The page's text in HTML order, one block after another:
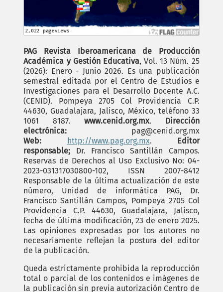
PAG Revista Iberoamericana de Producción
Académica y Gestión Educativa, Vol. 13 Núm. 25
(2026): Enero - Junio 2026. Es una publicación
semestral editada por el Centro de Estudios e
Investigaciones para el Desarrollo Docente A.C.
(CENID). Pompeya 2705 Col Providencia C.P.
44630, Guadalajara, Jalisco, México, teléfono 33
1061 8187.www.cenid.org.mx. Dirección
electrónica: pag@cenid.org.mx
Web:
http://www.pag.org.mx.
Editor
responsable; Dr. Francisco Santillán Campos.
Reservas de Derechos al Uso Exclusivo No: 04-
2023-031317030800-102, ISSN 2007-8412
Responsable de la última actualización de este
número, Unidad de informática PAG, Dr.
Francisco Santillán Campos, Pompeya 2705 Col
Providencia C.P. 44630, Guadalajara, Jalisco,
fecha de última modificación, 23 de enero 2025.
Las opiniones expresadas por los autores no
necesariamente reflejan la postura del editor
de la publicación.
Queda estrictamente prohibida la reproducción
total o parcial de los contenidos e imágenes de
la publicación sin previa autorización Centro de